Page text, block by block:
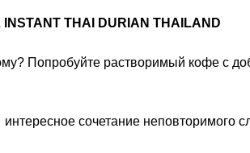
THAI DURIAN THAILAND
Попробуйте растворимый кофе с
сочетание неповторимого